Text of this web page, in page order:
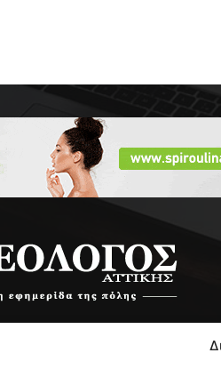
ΝΕΟΛΟΓΟΥ Αττικής γίνεται με
και κυκλοφορεί στην